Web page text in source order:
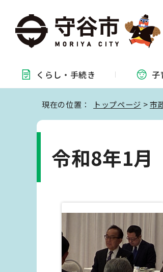
くらし・ 手続き 子
現在の位置： トップページ >市
令和8年1月